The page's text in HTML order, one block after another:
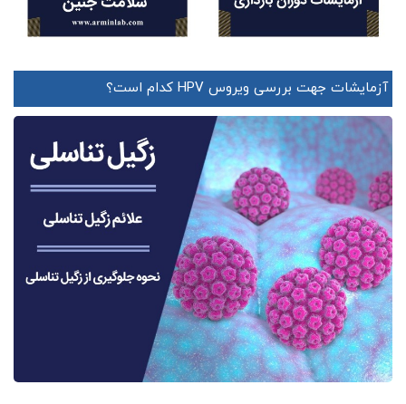
آزمایشات جهت بررسی ویروس HPV کدام است؟